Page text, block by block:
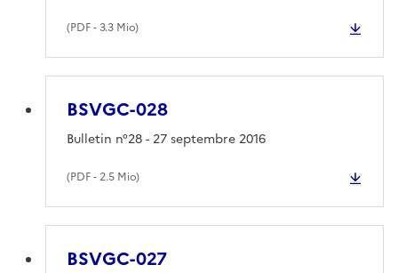
(PDF- 3.3 Mio)
BSVGC-028
(PDF- 2.5 Mio)
Bulletin n°28 - 27 septembre 2016
BSVGC-027